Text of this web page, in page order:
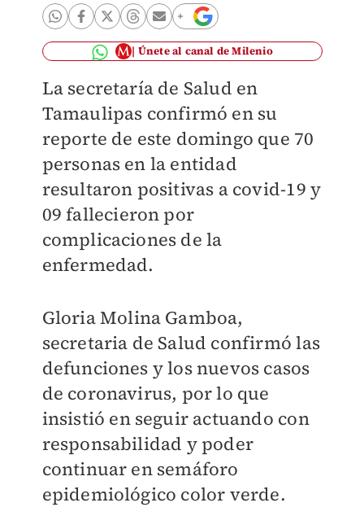
Únete al canal de Milenio
La secretaría de Salud en
Tamaulipas confirmó en su
reporte de este domingo que 70
personas en la entidad
resultaron positivas a covid-19 y
09 fallecieron por
complicaciones de la
enfermedad.
Gloria Molina Gamboa,
secretaria de Salud confirmó las
defunciones y los nuevos casos
de coronavirus, por lo que
insistió en seguir actuando con
responsabilidad y poder
continuar en semáforo
epidemiológico color verde.